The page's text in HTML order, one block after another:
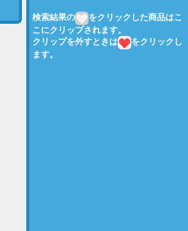
検索結果の
をクリックした商品はこ
こにクリップされます。
クリップを外すときは
をクリックし
ます。